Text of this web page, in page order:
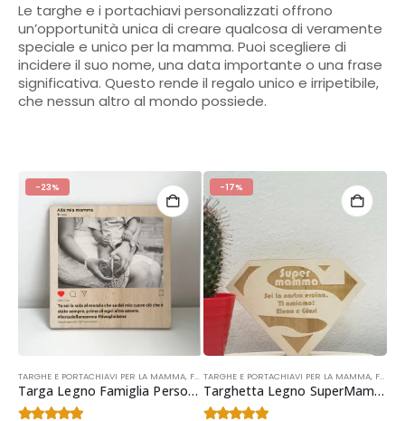
Le targhe e i portachiavi personalizzati offrono
un’opportunità unica di creare qualcosa di veramente
speciale e unico per la mamma. Puoi scegliere di
incidere il suo nome, una data importante o una frase
significativa. Questo rende il regalo unico e irripetibile,
che nessun altro al mondo possiede.
-23%
TARGHE E PORTACHIAVI PER LA MAMMA, FESTA DELLA MAMMA ,OCCASIONI
Targa Legno Famiglia Personalizzata stile Instagram per la Mamma| Idea Regalo Festa della Mamma
-17%
TARGHE E PORTACHIAVI PER LA MAMMA, FESTA DELLA MAMMA
Targhetta Legno SuperMamma | Targa Personalizzata per la Mamma